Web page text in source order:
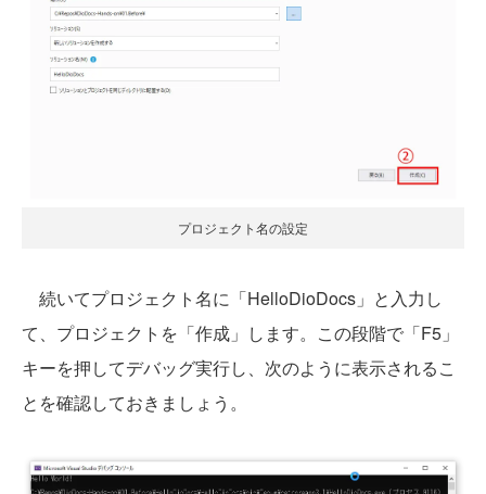
プロジェクト名の設定
続いてプロジェクト名に「HelloDioDocs」と入力し
て、プロジェクトを「作成」します。この段階で「F5」
キーを押してデバッグ実行し、次のように表示されるこ
とを確認しておきましょう。